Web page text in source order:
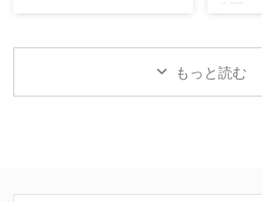
公開。「パリの最新情報だけど、
新たに加わることも明らかになっ
撃的な事件に巻き込まれるベルジ
マンの
パイダー
の裏側
もっと読む